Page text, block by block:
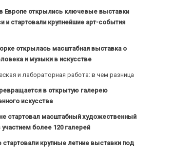
Европе открылись ключевые выставки
и стартовали крупнейшие арт-события
открылась масштабная выставка о
и музыки в искусстве
и лабораторная работа: в чем разница
в открытую галерею
искусства
стартовал масштабный художественный
участием более 120 галерей
стартовали крупные летние выставки под